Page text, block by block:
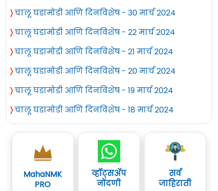
〉चालू घडामोडी आणि दिनविशेष - 30 मार्च 2024
〉चालू घडामोडी आणि दिनविशेष - 22 मार्च 2024
〉चालू घडामोडी आणि दिनविशेष - 21 मार्च 2024
〉चालू घडामोडी आणि दिनविशेष - 20 मार्च 2024
〉चालू घडामोडी आणि दिनविशेष - 19 मार्च 2024
〉चालू घडामोडी आणि दिनविशेष - 18 मार्च 2024
MahaNMK
PRO
व्हॉट्सॲप
नोंदणी
सर्व
जाहिराती